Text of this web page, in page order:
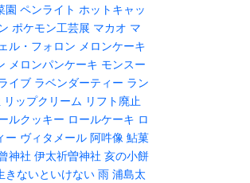
園 ペンライト ホットキャッ
ポケモン工芸展 マカオ マ
ル・フォロン メロンケーキ
メロンパンケーキ モンスー
イブ ラベンダーティー ラン
リップクリーム リフト廃止
ルクッキー ロールケーキ ロ
ー ヴィタメール 阿吽像 鮎菓
神社 伊太祈曽神社 亥の小餅
きないといけない 雨 浦島太